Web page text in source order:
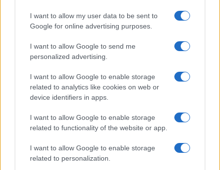
I want to allow my user data to be sent to
Google for online advertising purposes.
I want to allow Google to send me
personalized advertising.
I want to allow Google to enable storage
related to analytics like cookies on web or
device identifiers in apps.
I want to allow Google to enable storage
related to functionality of the website or app.
I want to allow Google to enable storage
related to personalization.